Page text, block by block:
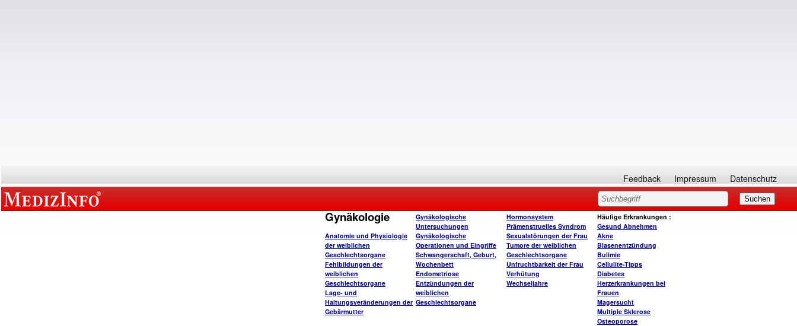
Feedback Impressum Datenschutz
Gynäkologie
Anatomie und Physiologie
der weiblichen
Geschlechtsorgane
Fehlbildungen der
weiblichen
Geschlechtsorgane
Lage- und
Haltungsveränderungen der
Gebärmutter
Gynäkologische
Untersuchungen
Gynäkologische
Operationen und Eingriffe
Schwangerschaft, Geburt,
Wochenbett
Endometriose
Entzündungen der
weiblichen
Geschlechtsorgane
Hormonsystem
Prämenstruelles Syndrom
Sexualstörungen der Frau
Tumore der weiblichen
Geschlechtsorgane
Unfruchtbarkeit der Frau
Verhütung
Wechseljahre
Häufige Erkrankungen :
Gesund Abnehmen
Akne
Blasenentzündung
Bulimie
Cellulite-Tipps
Diabetes
Herzerkrankungen bei
Frauen
Magersucht
Multiple Sklerose
Osteoporose